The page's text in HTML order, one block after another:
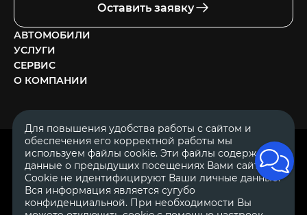
Оставить заявку
АВТОМОБИЛИ
УСЛУГИ
СЕРВИС
О КОМПАНИИ
© 2007—2026 «Диалог Авто» — автосалон. Все права защищены.
Обращаем Ваше внимание на то, что данный Интернет-сайт
носит исключительно информационный характер и ни при
каких условиях не является публичной офертой, определяемой
ОГРН 1111644005153
ИНН 1644062657
Для повышения удобства работы с сайтом и
обеспечения его корректной работы мы
используем файлы cookie. Эти файлы содержат
данные о предыдущих посещениях Вами сайта.
Cookie не идентифицируют Ваши личные данные.
Вся информация является сугубо
конфиденциальной. При необходимости Вы